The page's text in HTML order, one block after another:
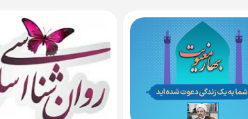
ویژگی والد ذهن آگاه 6
ویژگی والد ذهن آگاه 7